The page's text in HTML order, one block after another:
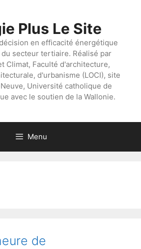
Plus Le Site
en efficacité énergétique
secteur tertiaire. Réalisé par
Climat, Faculté d'architecture,
d'urbanisme (LOCI), site
Université catholique de
avec le soutien de la Wallonie.
Menu
de